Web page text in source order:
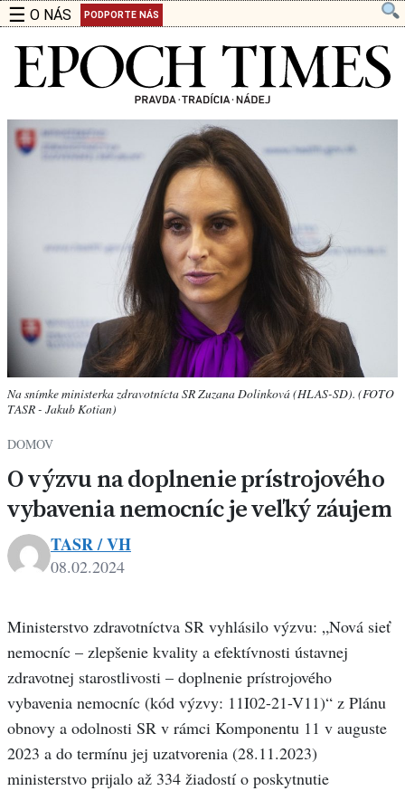
☰ O NÁS PODPORTE NÁS
Na snímke ministerka zdravotnícta SR Zuzana Dolinková (HLAS-SD). (FOTO
TASR - Jakub Kotian)
DOMOV
O výzvu na doplnenie prístrojového
vybavenia nemocníc je veľký záujem
TASR / VH
08.02.2024
Ministerstvo zdravotníctva SR vyhlásilo výzvu: „Nová sieť
nemocníc – zlepšenie kvality a efektívnosti ústavnej
zdravotnej starostlivosti – doplnenie prístrojového
vybavenia nemocníc (kód výzvy: 11I02-21-V11)“ z Plánu
obnovy a odolnosti SR v rámci Komponentu 11 v auguste
2023 a do termínu jej uzatvorenia (28.11.2023)
ministerstvo prijalo až 334 žiadostí o poskytnutie